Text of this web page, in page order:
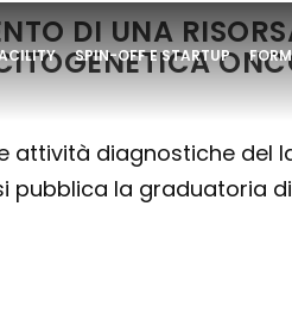
SPIN-OFF E STARTUP
DI UNA
attività diagnostiche
pubblica la graduatoria